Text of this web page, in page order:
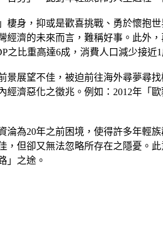
身，抑或是歡喜挑戰、勇於懷抱
濟的未來而言，難稱好事。此外
比重高達6成，消費人口減少接近
展望不佳，被迫前往海外尋夢尋
濟惡化之徵兆。例如：2012年「
為20年之前困境，使得許多年輕
，但卻又無法忽略所存在之隱憂。
」之途。